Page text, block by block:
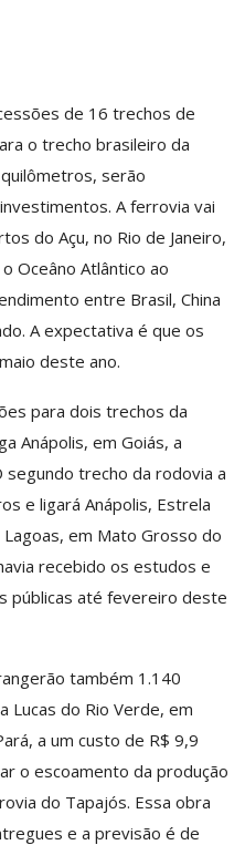
de 16 trechos de
o trecho brasileiro da
serão
A ferrovia vai
do Açu, no Rio de Janeiro,
Oceâno Atlântico ao
entre Brasil, China
A expectativa é que os
deste ano.
para dois trechos da
Anápolis, em Goiás, a
segundo trecho da rodovia a
e ligará Anápolis, Estrela
em Mato Grosso do
recebido os estudos e
públicas até fevereiro deste
também 1.140
Lucas do Rio Verde, em
a um custo de R$ 9,9
o escoamento da produção
do Tapajós. Essa obra
e a previsão é de